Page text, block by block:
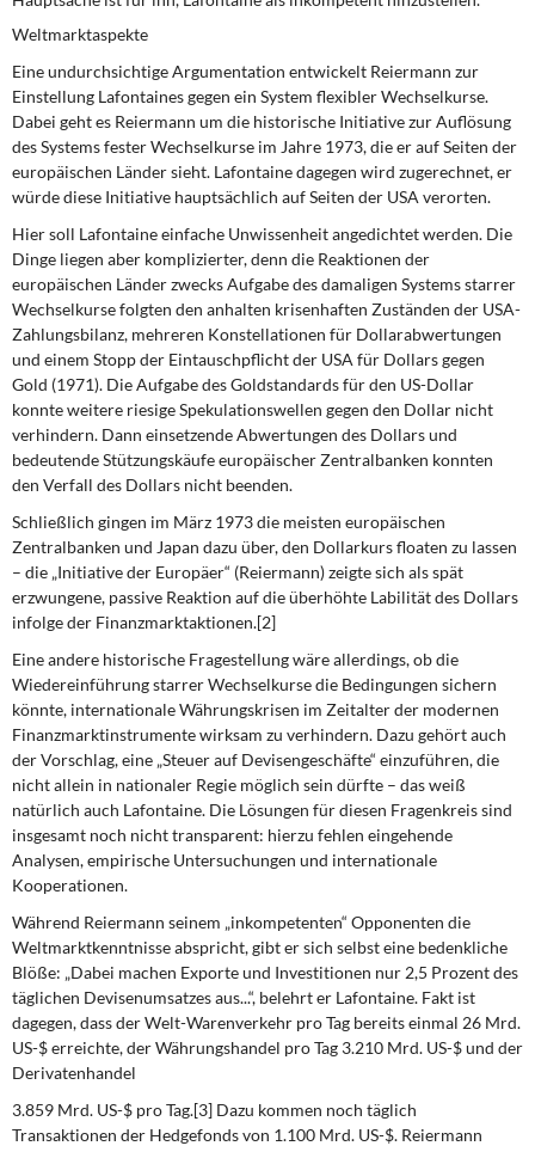
Weltmarktaspekte
Eine undurchsichtige Argumentation entwickelt Reiermann zur
Einstellung Lafontainesgegen ein System flexibler Wechselkurse.
Dabei geht es Reiermann um die historische Initiative zur Auflösung
des Systems fester Wechselkurse im Jahre 1973, die er auf Sei­ten der
europäischen Länder sieht. Lafontaine dagegen wird zugerechnet, er
würde diese Initiative hauptsächlich auf Seiten der USA verorten.
Hier soll Lafontaine einfache Unwissenheit angedichtet werden. Die
Dinge liegen aber komplizierter, denn die Reaktionen der
europäischen Länder zwecks Aufgabe des da­maligen Systems starrer
Wechselkurse folgten den anhalten krisenhaften Zuständen der USA-
Zahlungsbilanz, mehreren Konstellationen für Dollarabwertungen
und einem Stopp der Eintauschpflicht der USA für Dollars gegen
Gold (1971). Die Aufgabe des Goldstandards für den US-Dollar
konnte weitere riesige Spekulationswellen gegen den Dollar nicht
verhindern. Dann einsetzende Abwertungen des Dollars und
bedeutende Stützungskäufe europäischer Zentralbanken konnten
den Verfall des Dollars nicht be­enden.
Schließlich gingen im März 1973 die meisten europäischen
Zentralbanken und Japan dazu über, den Dollarkurs floaten zu lassen
– die „Initiative der Europäer“ (Reiermann) zeigte sich als spät
erzwungene, passive Reaktion auf die überhöhte Labilität des Dol­lars
infolge der Finanzmarktaktionen.[2]
Eine andere historische Fragestellung wäre allerdings, ob die
Wiedereinführung starrer Wechselkurse die Bedingungen sichern
könnte, internationale Währungskrisen im Zeit­alter der modernen
Finanzmarktinstrumentewirksam zu verhindern. Dazu gehört auch
der Vorschlag, eine „Steuer auf Devisengeschäfte“ einzuführen, die
nicht allein in natio­naler Regie möglich sein dürfte – das weiß
natürlich auch Lafontaine. Die Lösungen für diesen Fragenkreis sind
insgesamt noch nicht transparent: hierzu fehlen eingehende
Analysen, empirische Untersuchungen und internationale
Kooperationen.
Während Reiermann seinem „inkompetenten“ Opponenten die
Weltmarktkenntnisse abspricht, gibt er sich selbst eine bedenkliche
Blöße: „Dabei machen Exporte und In­vestitionen nur 2,5 Prozent des
täglichen Devisenumsatzes aus...“, belehrt er Lafontai­ne. Fakt ist
dagegen, dass der Welt-Warenverkehr pro Tag bereits einmal 26 Mrd.
US-$ erreichte, der Währungshandel pro Tag 3.210 Mrd. US-$ und der
Derivatenhandel
3.859 Mrd. US-$ pro Tag.[3] Dazu kommen noch täglich
Transaktionen der Hedgefonds von 1.100 Mrd. US-$. Reiermann